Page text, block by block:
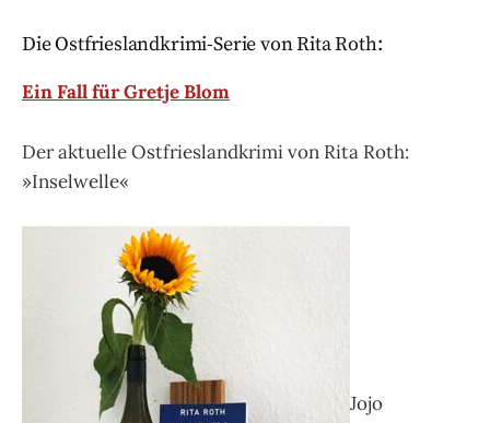
Die Ostfrieslandkrimi-Serie von Rita Roth:
Ein Fall für Gretje Blom
Der aktuelle Ostfrieslandkrimi von Rita Roth:
»Inselwelle«
Jojo